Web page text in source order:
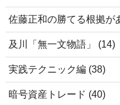
佐藤正和の勝てる根拠が
及川「無一文物語」 (14)
実践テクニック編 (38)
暗号資産トレード (40)